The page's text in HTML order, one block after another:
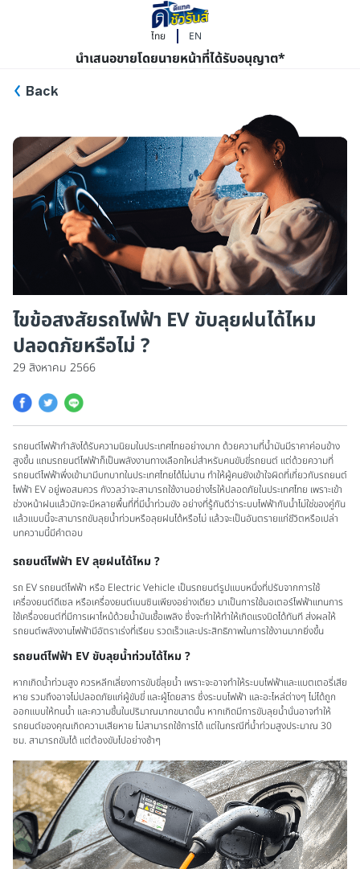
ไทย EN
นำเสนอขายโดยนายหน้าที่ได้รับอนุญาต*
Back
ไขข้อสงสัยรถไฟฟ้า EV ขับลุยฝนได้ไหม
ปลอดภัยหรือไม่ ?
29 สิงหาคม 2566
รถยนต์ไฟฟ้ากำลังได้รับความนิยมในประเทศไทยอย่างมาก ด้วยความที่น้ำมันมีราคาค่อนข้าง
สูงขึ้น แถมรถยนต์ไฟฟ้าก็เป็นพลังงานทางเลือกใหม่สำหรับคนขับขี่รถยนต์ แต่ด้วยความที่
รถยนต์ไฟฟ้าพึ่งเข้ามามีบทบาทในประเทศไทยได้ไม่นาน ทำให้ผู้คนยังเข้าใจผิดที่เกี่ยวกับรถยนต์
ไฟฟ้า EV อยู่พอสมควร กังวลว่าจะสามารถใช้งานอย่างไรให้ปลอดภัยในประเทศไทย เพราะเข้า
ช่วงหน้าฝนแล้วมักจะมีหลายพื้นที่ที่มีน้ำท่วมขัง อย่างที่รู้กันดีว่าระบบไฟฟ้ากับน้ำไม่ใช่ของคู่กัน
แล้วแบบนี้จะสามารถขับลุยน้ำท่วมหรือลุยฝนได้หรือไม่ แล้วจะเป็นอันตรายแก่ชีวิตหรือเปล่า
บทความนี้มีคำตอบ
รถยนต์ไฟฟ้า EV ลุยฝนได้ไหม ?
รถ EV รถยนต์ไฟฟ้า หรือ Electric Vehicle เป็นรถยนต์รูปแบบหนึ่งที่ปรับจากการใช้
เครื่องยนต์ดีเซล หรือเครื่องยนต์เบนซินเพียงอย่างเดียว มาเป็นการใช้มอเตอร์ไฟฟ้าแทนการ
ใช้เครื่องยนต์ที่มีการเผาไหม้ด้วยน้ำมันเชื้อเพลิง ซึ่งจะทำให้ทำให้เกิดแรงบิดได้ทันที ส่งผลให้
รถยนต์พลังงานไฟฟ้ามีอัตราเร่งที่เรียบ รวดเร็วและประสิทธิภาพในการใช้งานมากยิ่งขึ้น
รถยนต์ไฟฟ้า EV ขับลุยน้ำท่วมได้ไหม ?
หากเกิดน้ำท่วมสูง ควรหลีกเลี่ยงการขับขี่ลุยน้ำ เพราะจะอาจทำให้ระบบไฟฟ้าและแบตเตอรี่เสีย
หาย รวมถึงอาจไม่ปลอดภัยแก่ผู้ขับขี่ และผู้โดยสาร ซึ่งระบบไฟฟ้า และอะไหล่ต่างๆ ไม่ได้ถูก
ออกแบบให้ทนน้ำ และความชื้นในปริมาณมากขนาดนั้น หากเกิดมีการขับลุยน้ำนั่นอาจทำให้
รถยนต์ของคุณเกิดความเสียหาย ไม่สามารถใช้การได้ แต่ในกรณีที่น้ำท่วมสูงประมาณ 30
ซม. สามารถขับได้ แต่ต้องขับไปอย่างช้าๆ